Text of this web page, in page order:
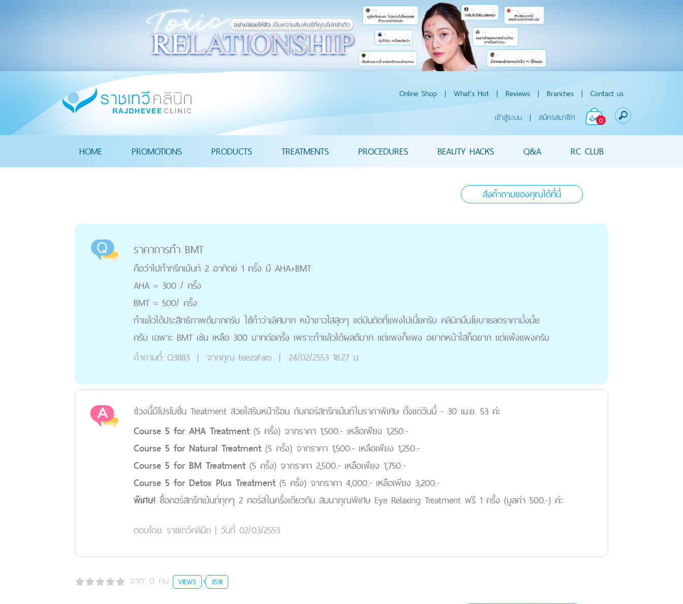
Online Shop | What's Hot | Reviews | Branches | Contact us
0
เข้าสู่ระบบ | สมัครสมาชิก
HOME PROMOTIONS PRODUCTS TREATMENTS PROCEDURES BEAUTY HACKS Q&A RC CLUB
ส่งคำถามของคุณได้ที่นี่
ราคาการทำ BMT
คือว่าไปทำทรีทเม้นท์ 2 อาทิตย์ 1 ครั้ง มี AHA+BMT
AHA = 300 / ครั้ง
BMT = 500/ ครั้ง
ทำแล้วได้ประสิทธิภาพดีมากครับ ใช้คำว่าเลิศมาก หน้าขาวใสสุดๆ แต่มันติดที่แพงไปเนี่ยครับ คลินิกมีนโยบายลดราคามั่งมั้ย
ครับ เฉพาะ BMT เช่น เหลือ 300 บาทต่อครั้ง เพราะทำแล้วได้ผลดีมาก แต่แพงก็แพง อยากหน้าใสก็อยาก แต่แพ้งแพงครับ
คำถามที่: Q3883 | จากคุณ teezafaro | 24/02/2553 18:27 น.
ช่วงนี้มีโปรโมชั่น Treatment สวยใสรับหน้าร้อน กับคอร์สทรีทเม้นท์ในราคาพิเศษ ตั้งแต่วันนี้ - 30 เม.ย. 53 ค่ะ
Course 5 for AHA Treatment (5 ครั้ง) จากราคา 1,500.- เหลือเพียง 1,250.-
Course 5 for Natural Treatment (5 ครั้ง) จากราคา 1,500.- เหลือเพียง 1,250.-
Course 5 for BM Treatment (5 ครั้ง) จากราคา 2,500.- เหลือเพียง 1,750.-
Course 5 for Detox Plus Treatment (5 ครั้ง) จากราคา 4,000.- เหลือเพียง 3,200.-
พิเศษ! ซื้อคอร์สทรีทเม้นท์ทุกๆ 2 คอร์สในครั้งเดียวกัน สมนาคุณพิเศษ Eye Relaxing Treatment ฟรี 1 ครั้ง (มูลค่า 500.-) ค่ะ
ตอบโดย: ราชเทวีคลินิก | วันที่ 02/03/2553
จาก: 0 คน VIEWS 3518